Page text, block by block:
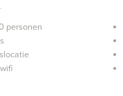
personen